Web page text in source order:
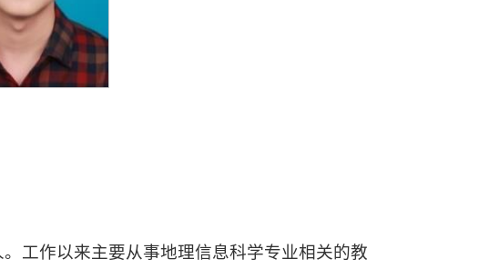
工作以来主要从事地理信息科学专业相关的教